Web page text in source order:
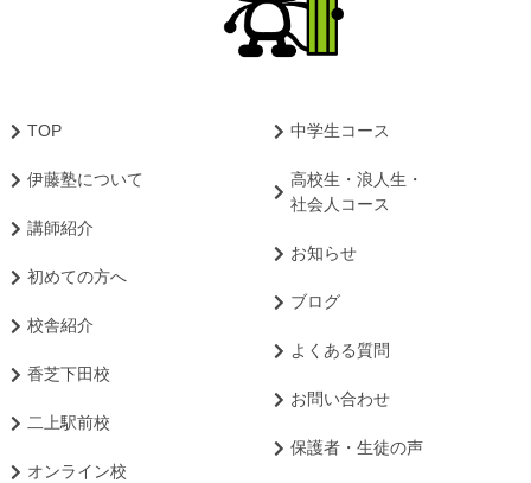
TOP
伊藤塾について
講師紹介
初めての方へ
校舎紹介
香芝下田校
二上駅前校
オンライン校
中学生コース
高校生・浪人生・
社会人コース
お知らせ
ブログ
よくある質問
お問い合わせ
保護者・生徒の声